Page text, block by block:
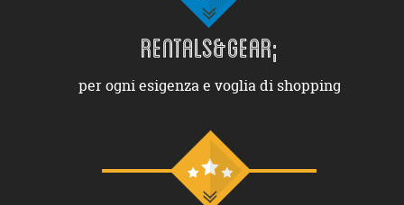
RENTALS&GEAR;
per ogni esigenza e voglia di shopping